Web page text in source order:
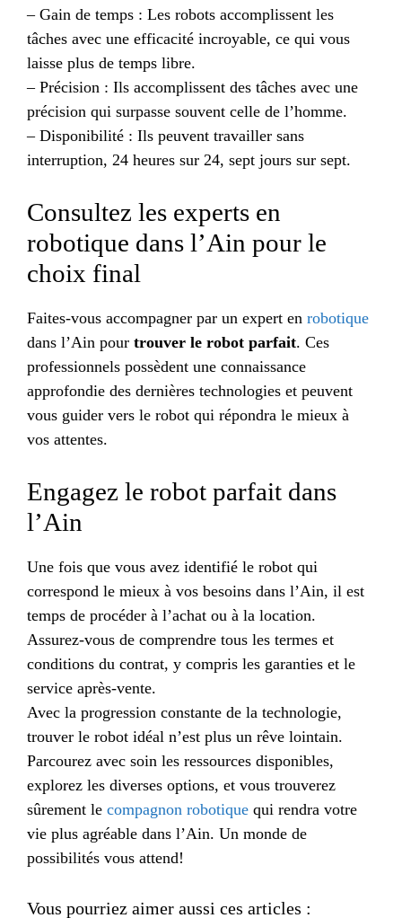
– Gain de temps : Les robots accomplissent les
tâches avec une efficacité incroyable, ce qui vous
laisse plus de temps libre.
– Précision : Ils accomplissent des tâches avec une
précision qui surpasse souvent celle de l’homme.
– Disponibilité : Ils peuvent travailler sans
interruption, 24 heures sur 24, sept jours sur sept.
Consultez les experts en
robotique dans l’Ain pour le
choix final
Faites-vous accompagner par un expert en robotique
dans l’Ain pour trouver le robot parfait. Ces
professionnels possèdent une connaissance
approfondie des dernières technologies et peuvent
vous guider vers le robot qui répondra le mieux à
vos attentes.
Engagez le robot parfait dans
l’Ain
Une fois que vous avez identifié le robot qui
correspond le mieux à vos besoins dans l’Ain, il est
temps de procéder à l’achat ou à la location.
Assurez-vous de comprendre tous les termes et
conditions du contrat, y compris les garanties et le
service après-vente.
Avec la progression constante de la technologie,
trouver le robot idéal n’est plus un rêve lointain.
Parcourez avec soin les ressources disponibles,
explorez les diverses options, et vous trouverez
sûrement le compagnon robotique qui rendra votre
vie plus agréable dans l’Ain. Un monde de
possibilités vous attend!
Vous pourriez aimer aussi ces articles :